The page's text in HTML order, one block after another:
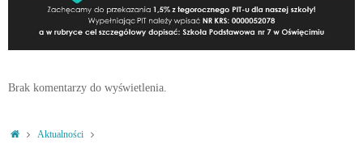
Brak komentarzy do wyświetlenia.
StronaAktualności